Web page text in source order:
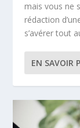
mais vous ne
rédaction
s’avérer tout
EN SAVOIR